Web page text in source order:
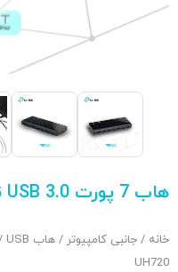
هاب 7 پورت USB 3.0 تی پی لینک مدل UH720
خانه / جانبی کامپیوتر / هاب USB
UH720